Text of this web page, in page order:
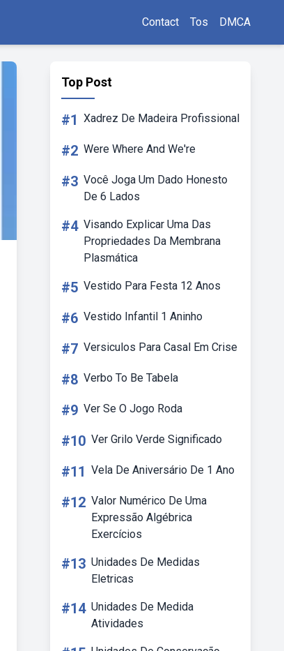
Contact Tos DMCA
Top Post
#1 Xadrez De Madeira Profissional
#2 Were Where And We're
#3 Você Joga Um Dado Honesto
De 6 Lados
#4 Visando Explicar Uma Das
Propriedades Da Membrana
Plasmática
#5 Vestido Para Festa 12 Anos
#6 Vestido Infantil 1 Aninho
#7 Versiculos Para Casal Em Crise
#8 Verbo To Be Tabela
#9 Ver Se O Jogo Roda
#10 Ver Grilo Verde Significado
#11 Vela De Aniversário De 1 Ano
#12 Valor Numérico De Uma
Expressão Algébrica
Exercícios
#13 Unidades De Medidas
Eletricas
#14 Unidades De Medida
Atividades